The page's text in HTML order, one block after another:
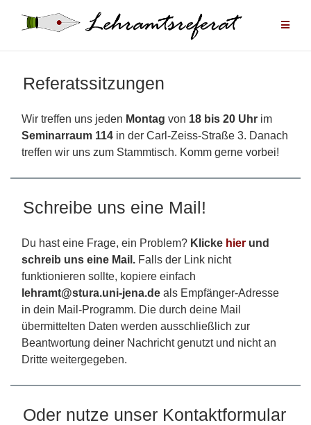
Referatssitzungen
Wir treffen uns jeden Montag von 18 bis 20 Uhr im
Seminarraum 114 in der Carl-Zeiss-Straße 3. Danach
treffen wir uns zum Stammtisch. Komm gerne vorbei!
Schreibe uns eine Mail!
Du hast eine Frage, ein Problem? Klicke hier und
schreib uns eine Mail. Falls der Link nicht
funktionieren sollte, kopiere einfach
lehramt@stura.uni-jena.de als Empfänger-Adresse
in dein Mail-Programm. Die durch deine Mail
übermittelten Daten werden ausschließlich zur
Beantwortung deiner Nachricht genutzt und nicht an
Dritte weitergegeben.
Oder nutze unser Kontaktformular